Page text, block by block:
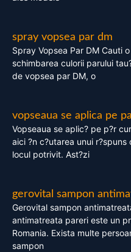
spray vopsea par dm
Spray Vopsea Par DM Cauti
schimbarea culorii parului
de vopsea par DM, o
vopseaua se aplica pe
Vopseaua se aplic? pe p?r
aici ?n c?utarea unui
locul potrivit. Ast?zi
gerovital sampon
Gerovital sampon
antimatreata pareri este un
Romania. Exista multe
sampon